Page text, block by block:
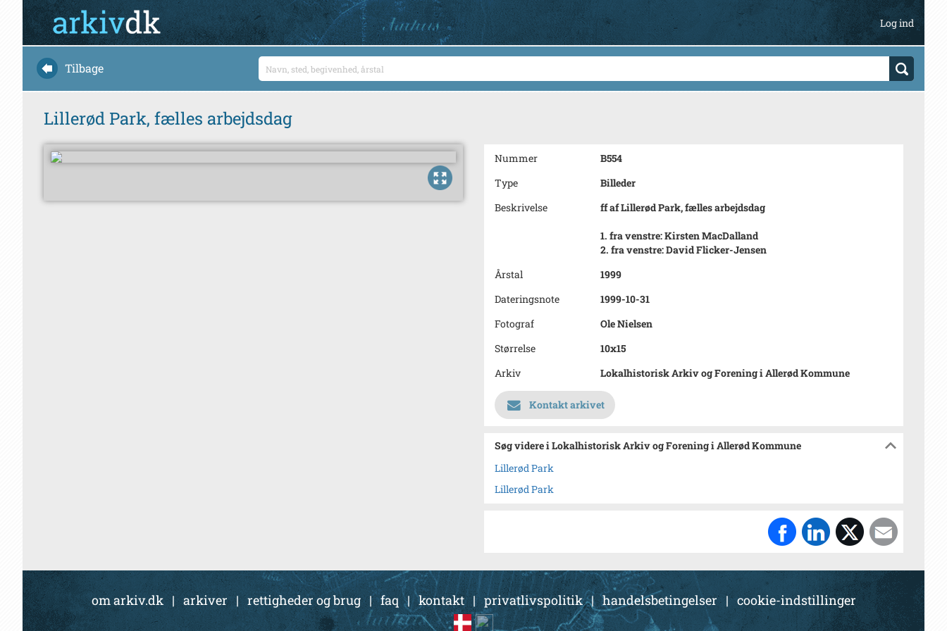
Log ind
Tilbage
Lillerød Park, fælles arbejdsdag
Nummer
B554
Type
Billeder
Beskrivelse
ff af Lillerød Park, fælles arbejdsdag
1. fra venstre: Kirsten MacDalland
2. fra venstre: David Flicker-Jensen
Årstal
1999
Dateringsnote
1999-10-31
Fotograf
Ole Nielsen
Størrelse
10x15
Arkiv
Lokalhistorisk Arkiv og Forening i Allerød Kommune
Kontakt arkivet
Søg videre i Lokalhistorisk Arkiv og Forening i Allerød Kommune
Lillerød Park
Lillerød Park
om arkiv.dk | arkiver| rettigheder og brug|faq |kontakt| privatlivspolitik|handelsbetingelser | cookie-indstillinger